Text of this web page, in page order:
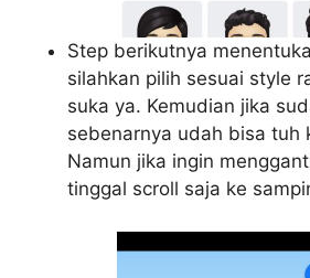
Step berikutnya
silahkan pilih sesuai style
suka ya. Kemudian jika
sebenarnya udah bisa tuh
Namun jika ingin
tinggal scroll saja ke